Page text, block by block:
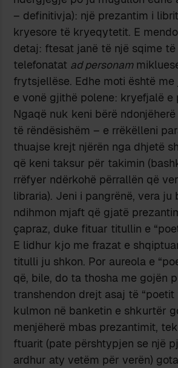
– definitivja): një prezantim i
kryesore të kryeqytetit. E
detaj: ftesat janë të një sqime të
telefonatat ad personam
frytsjellëse. Edhe moti është me
e vonë gjithë polene: kryefjalë e
Ngaqë nuk keni bërë
të rëndësishëm – e rrëkëlleni
thuajse krejt njërën nga dhjetë
që keni taksur për takimin
rrëfyer ndërkohë përrallën që
libraria). Jeni i pangrënë, vera ju
ndihmon mjaft që gjatë
çapraz, duke fituar titullin e
E lidhur kjo me frazat e
titulli ju shkon. Por aureola e
që, bile, do ta thosha me gojën
transhendon drejt asaj të
kulmon në banketin e shkurtër
menjëherë mbas prezantimit,
ftuarit (pate përshtypjen se një
ardhur aty vetëm për verën)